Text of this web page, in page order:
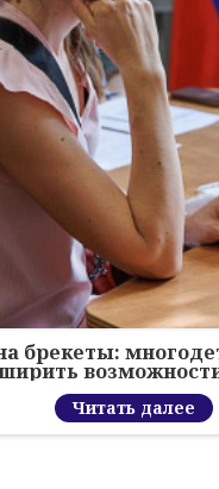
брекеты:
Читать далее